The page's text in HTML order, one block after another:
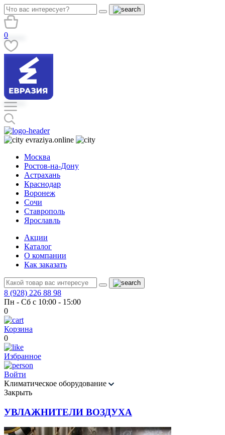
0
evraziya.online
Москва
Ростов-на-Дону
Астрахань
Краснодар
Воронеж
Сочи
Ставрополь
Ярославль
Акции
Каталог
О компании
Как заказать
8 (928) 226 88 98
Пн - Сб с 10:00 - 15:00
0
Корзина
0
Избранное
Войти
Климатическое оборудование
Закрыть
УВЛАЖНИТЕЛИ ВОЗДУХА